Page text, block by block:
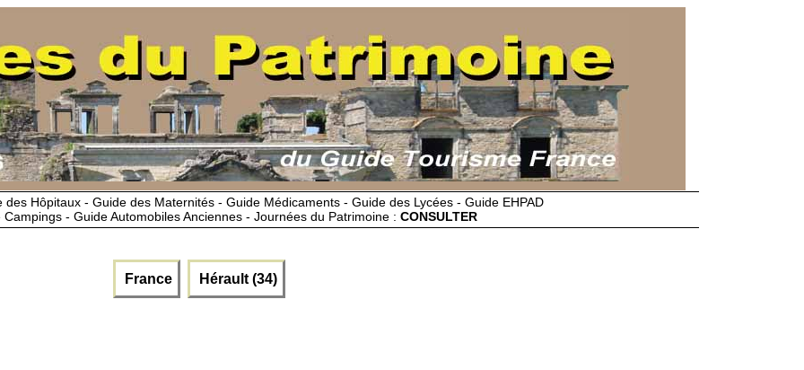
Hôpitaux - Guide des Maternités - Guide Médicaments - Guide des Lycées - Guide EHPAD
- Guide Automobiles Anciennes - Journées du Patrimoine : CONSULTER
France Hérault (34)